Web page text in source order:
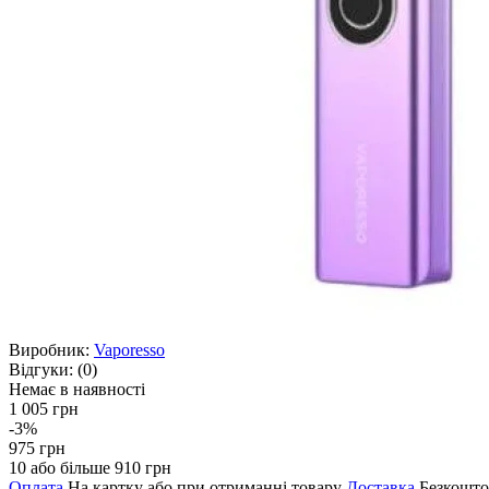
Виробник: Vaporesso
Відгуки: (0)
Немає в наявності
1 005 грн
-3%
975 грн
10 або більше 910 грн